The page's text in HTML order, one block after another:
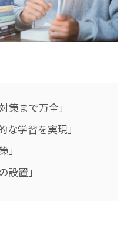
策まで万全」
な学習を実現」
」
設置」